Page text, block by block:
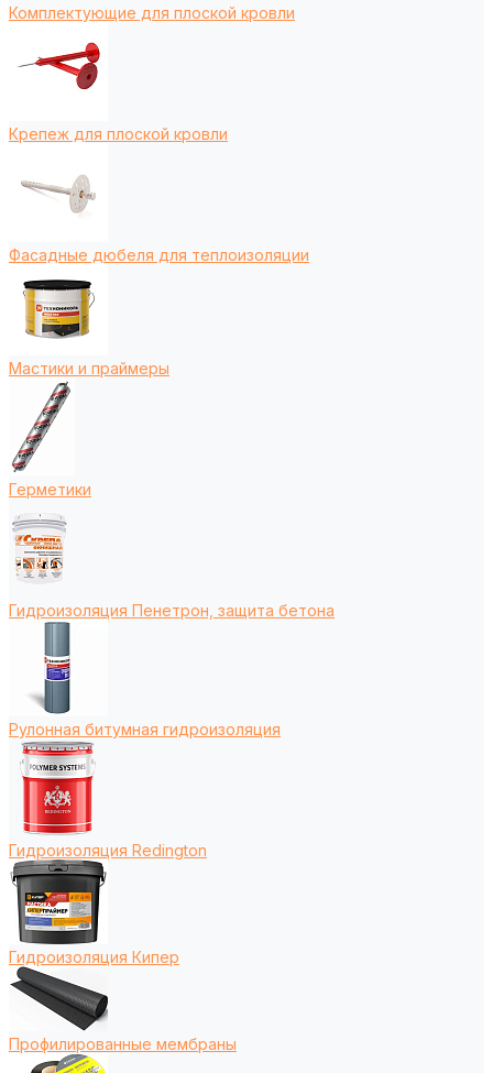
Комплектующие для плоской кровли
Крепеж для плоской кровли
Фасадные дюбеля для теплоизоляции
Мастики и праймеры
Герметики
Гидроизоляция Пенетрон, защита бетона
Рулонная битумная гидроизоляция
Гидроизоляция Redington
Гидроизоляция Кипер
Профилированные мембраны